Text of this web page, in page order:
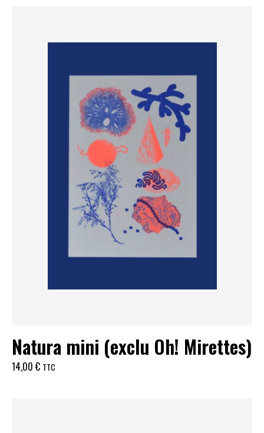
Natura mini (exclu Oh! Mirettes)
14,00 € TTC